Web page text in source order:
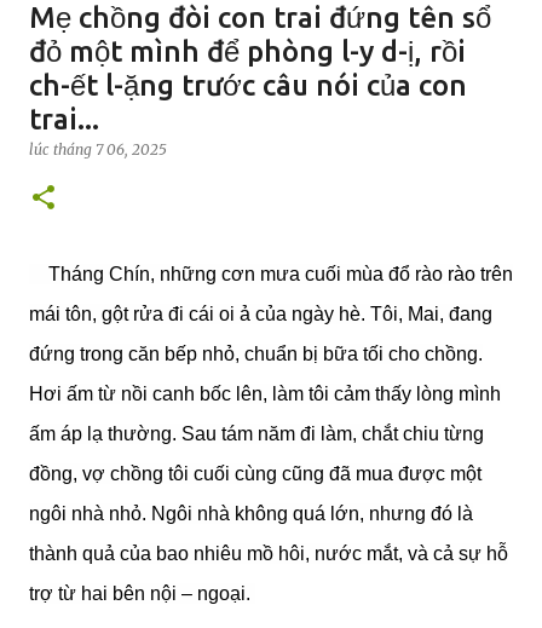
Mẹ chồng đòi con trai đứng tên sổ
đỏ một mình để phòng l-y d-ị, rồi
ch-ết l-ặng trước câu nói của con
trai...
lúc tháng 7 06, 2025
Tháng Chín, những cơn mưa cuối mùa đổ rào rào trên
mái tôn, gột rửa đi cái oi ả của ngày hè. Tôi, Mai, đang
đứng trong căn bếp nhỏ, chuẩn bị bữa tối cho chồng.
Hơi ấm từ nồi canh bốc lên, làm tôi cảm thấy lòng mình
ấm áp lạ thường. Sau tám năm đi làm, chắt chiu từng
đồng, vợ chồng tôi cuối cùng cũng đã mua được một
ngôi nhà nhỏ. Ngôi nhà không quá lớn, nhưng đó là
thành quả của bao nhiêu mồ hôi, nước mắt, và cả sự hỗ
trợ từ hai bên nội – ngoại.